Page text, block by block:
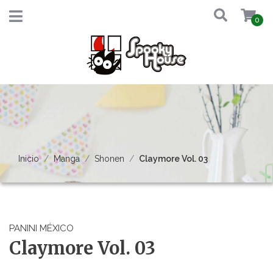
0
Inicio Manga Shonen Claymore Vol. 03
PANINI MÉXICO
Claymore Vol. 03